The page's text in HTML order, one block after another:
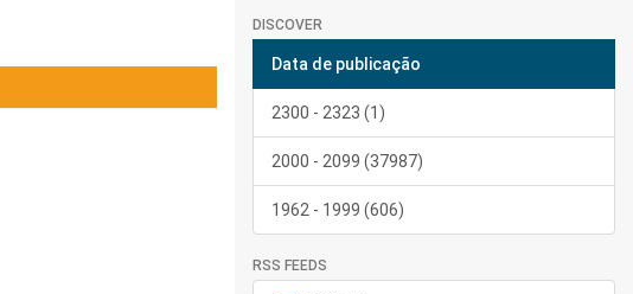
DISCOVER
Data de publicação
2300 - 2323 (1)
2000 - 2099 (37987)
1962 - 1999 (606)
RSS FEEDS